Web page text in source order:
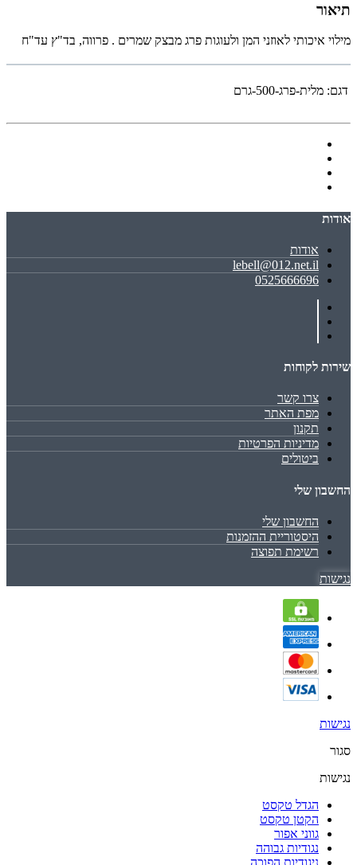
תיאור
מילוי איכותי לאוזני המן ולעוגות פרג מבצק שמרים . פרווה, בד"ץ עד"ח
דגם: מלית-פרג-500-גרם
אודות
אודות
lebell@012.net.il
0525666696
שירות לקוחות
צרו קשר
מפת האתר
תקנון
מדיניות הפרטיות
ביטולים
החשבון שלי
החשבון שלי
היסטוריית ההזמנות
רשימת תפוצה
נגישות
נגישות
סגור
נגישות
הגדל טקסט
הקטן טקסט
גווני אפור
נגודיות גבוהה
ניגודיות הפוכה